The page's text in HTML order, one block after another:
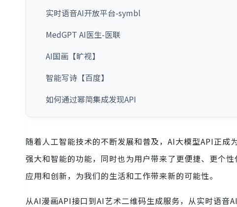
实时语音AI开放平台-symbl
MedGPT AI医生-医联
AI国画【旷视】
智能写诗【百度】
如何通过幂简集成发现API
随着人工智能技术的不断发展和普及，AI大模型API正
强大和智能的功能，同时也为用户带来了更便捷、更个
应用和创新，为我们的生活和工作带来新的可能性。
从AI漫画API接口到AI艺术二维码生成服务，从实时语